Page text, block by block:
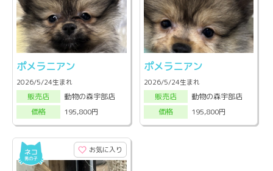
ポメラニアン
2026/5/24生まれ
販売店
動物の森宇部店
価格
195,800円
ポメラニアン
2026/5/24生まれ
販売店
動物の森宇部店
価格
195,800円
お気に入り